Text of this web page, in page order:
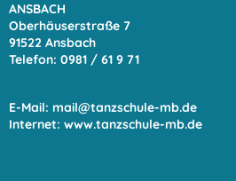
ANSBACH
Oberhäuserstraße 7
91522 Ansbach
Telefon: 0981 / 61 9 71
E-Mail: mail@tanzschule-mb.de
Internet: www.tanzschule-mb.de